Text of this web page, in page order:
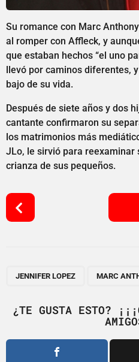
Su romance con Marc
al romper con Affleck, y
que estaban hechos “el uno
llevó por caminos diferentes,
bajo de su vida.
Después de siete años y dos
cantante confirmaron su
los matrimonios más
JLo, le sirvió para reexaminar
crianza de sus pequeños.
P
o
a
JENNIFER LOPEZ MARC
¿TE GUSTA ESTO?